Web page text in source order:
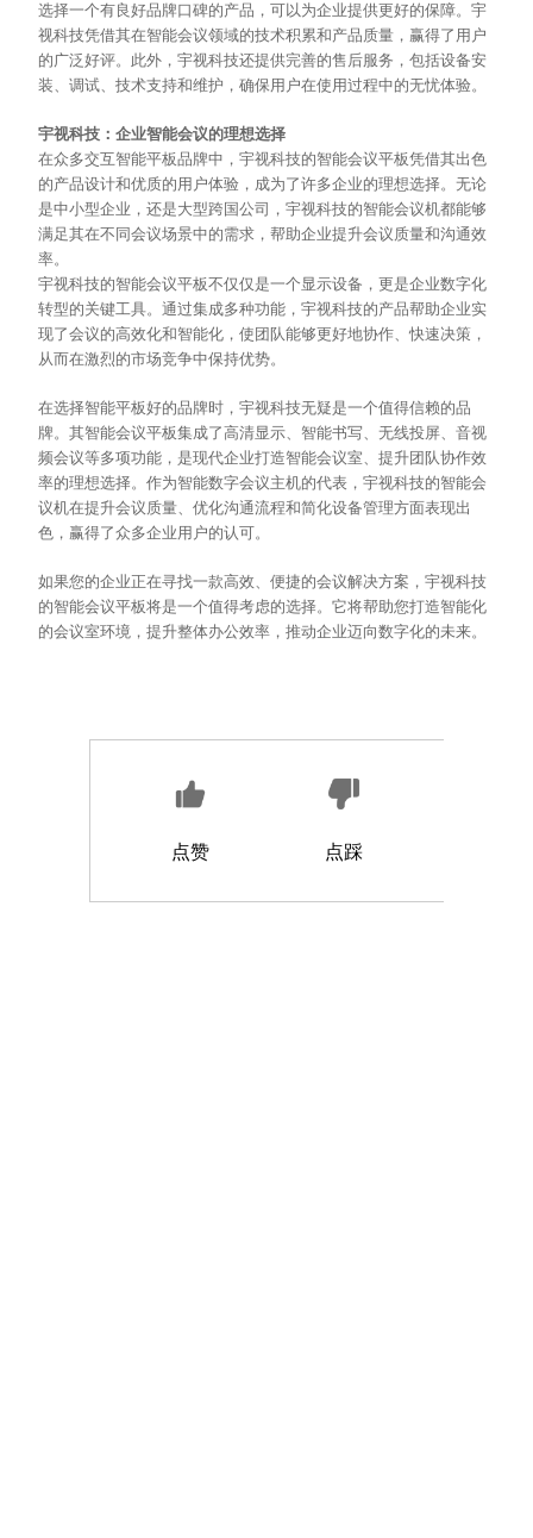
选择一个有良好品牌口碑的产品，可以为企业提供更好的保障。宇
视科技凭借其在智能会议领域的技术积累和产品质量，赢得了用户
的广泛好评。此外，宇视科技还提供完善的售后服务，包括设备安
装、调试、技术支持和维护，确保用户在使用过程中的无忧体验。
宇视科技：企业智能会议的理想选择
在众多交互智能平板品牌中，宇视科技的智能会议平板凭借其出色
的产品设计和优质的用户体验，成为了许多企业的理想选择。无论
是中小型企业，还是大型跨国公司，宇视科技的智能会议机都能够
满足其在不同会议场景中的需求，帮助企业提升会议质量和沟通效
率。
宇视科技的智能会议平板不仅仅是一个显示设备，更是企业数字化
转型的关键工具。通过集成多种功能，宇视科技的产品帮助企业实
现了会议的高效化和智能化，使团队能够更好地协作、快速决策，
从而在激烈的市场竞争中保持优势。
在选择智能平板好的品牌时，宇视科技无疑是一个值得信赖的品
牌。其智能会议平板集成了高清显示、智能书写、无线投屏、音视
频会议等多项功能，是现代企业打造智能会议室、提升团队协作效
率的理想选择。作为智能数字会议主机的代表，宇视科技的智能会
议机在提升会议质量、优化沟通流程和简化设备管理方面表现出
色，赢得了众多企业用户的认可。
如果您的企业正在寻找一款高效、便捷的会议解决方案，宇视科技
的智能会议平板将是一个值得考虑的选择。它将帮助您打造智能化
的会议室环境，提升整体办公效率，推动企业迈向数字化的未来。